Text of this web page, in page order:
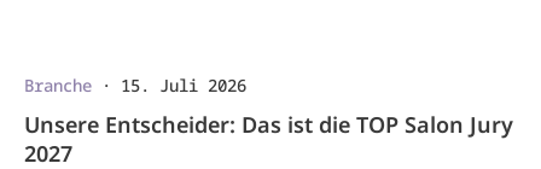
Branche · 15. Juli 2026
Unsere Entscheider: Das ist die TOP Salon Jury
2027